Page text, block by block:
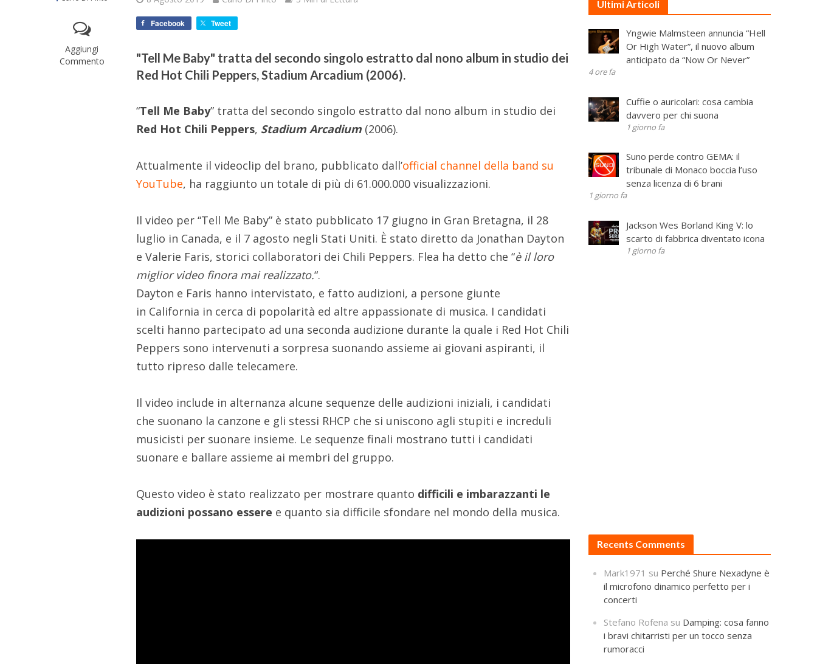
Aggiungi
Commento
Facebook Tweet
"Tell Me Baby" tratta del secondo singolo estratto dal nono album in studio dei
Red Hot Chili Peppers, Stadium Arcadium (2006).
“Tell Me Baby” tratta del secondo singolo estratto dal nono album in studio dei
Red Hot Chili Peppers, Stadium Arcadium (2006).
Attualmente il videoclip del brano, pubblicato dall’official channel della band su
YouTube, ha raggiunto un totale di più di 61.000.000 visualizzazioni.
Il video per “Tell Me Baby” è stato pubblicato 17 giugno in Gran Bretagna, il 28
luglio in Canada, e il 7 agosto negli Stati Uniti. È stato diretto da Jonathan Dayton
e Valerie Faris, storici collaboratori dei Chili Peppers. Flea ha detto che “è il loro
miglior video finora mai realizzato.“.
Dayton e Faris hanno intervistato, e fatto audizioni, a persone giunte
in California in cerca di popolarità ed altre appassionate di musica. I candidati
scelti hanno partecipato ad una seconda audizione durante la quale i Red Hot Chili
Peppers sono intervenuti a sorpresa suonando assieme ai giovani aspiranti, il
tutto ripreso dalle telecamere.
Il video include in alternanza alcune sequenze delle audizioni iniziali, i candidati
che suonano la canzone e gli stessi RHCP che si uniscono agli stupiti e increduli
musicisti per suonare insieme. Le sequenze finali mostrano tutti i candidati
suonare e ballare assieme ai membri del gruppo.
Questo video è stato realizzato per mostrare quanto difficili e imbarazzanti le
audizioni possano essere e quanto sia difficile sfondare nel mondo della musica.
Ultimi Articoli
Yngwie Malmsteen annuncia “Hell
Or High Water”, il nuovo album
anticipato da “Now Or Never”
4 ore fa
Cuffie o auricolari: cosa cambia
davvero per chi suona
1 giorno fa
Suno perde contro GEMA: il
tribunale di Monaco boccia l’uso
senza licenza di 6 brani
1 giorno fa
Jackson Wes Borland King V: lo
scarto di fabbrica diventato icona
1 giorno fa
Recents Comments
Mark1971 su Perché Shure Nexadyne è
il microfono dinamico perfetto per i
concerti
Stefano Rofena su Damping: cosa fanno
i bravi chitarristi per un tocco senza
rumoracci